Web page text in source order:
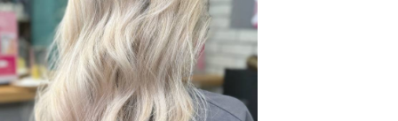
мы работаем